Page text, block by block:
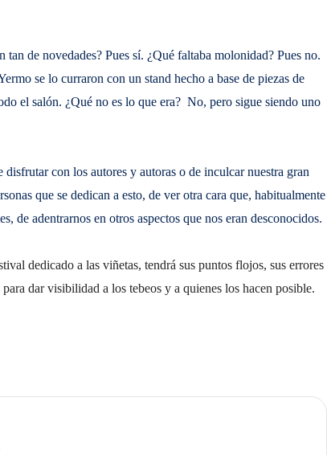
tan de novedades? Pues sí. ¿Qué faltaba molonidad? Pues no.
se lo curraron con un stand hecho a base de piezas de
el salón. ¿Qué no es lo que era? No, pero sigue siendo uno
con los autores y autoras o de inculcar nuestra gran
que se dedican a esto, de ver otra cara que, habitualmente
de adentrarnos en otros aspectos que nos eran desconocidos.
dedicado a las viñetas, tendrá sus puntos flojos, sus errores
dar visibilidad a los tebeos y a quienes los hacen posible.